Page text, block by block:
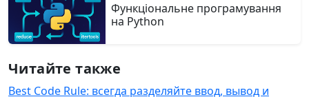
Функціональне програмування
на Python
Читайте также
Best Code Rule: всегда разделяйте ввод, вывод и